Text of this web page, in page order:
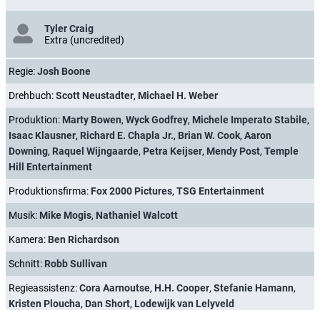
Tyler Craig
Extra (uncredited)
Regie:Josh Boone
Drehbuch:Scott Neustadter, Michael H. Weber
Produktion: Marty Bowen, Wyck Godfrey, Michele Imperato Stabile,
Isaac Klausner, Richard E. Chapla Jr., Brian W. Cook, Aaron
Downing, Raquel Wijngaarde, Petra Keijser, Mendy Post, Temple
Hill Entertainment
Produktionsfirma: Fox 2000 Pictures, TSG Entertainment
Musik: Mike Mogis, Nathaniel Walcott
Kamera: Ben Richardson
Schnitt: Robb Sullivan
Regieassistenz:Cora Aarnoutse, H.H. Cooper, Stefanie Hamann,
Kristen Ploucha, Dan Short, Lodewijk van Lelyveld